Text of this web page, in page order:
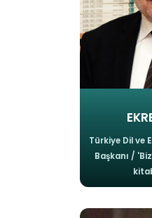
Türkiye Dil ve
Başkanı /